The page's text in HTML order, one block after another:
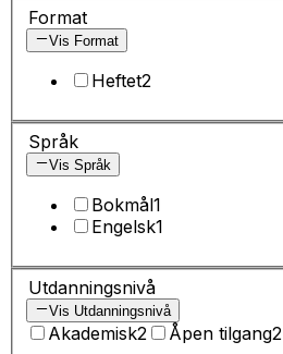
Format
Vis Format
Heftet2
Språk
Vis Språk
Bokmål1
Engelsk1
Utdanningsnivå
Vis Utdanningsnivå
Akademisk2 Åpen tilgang2